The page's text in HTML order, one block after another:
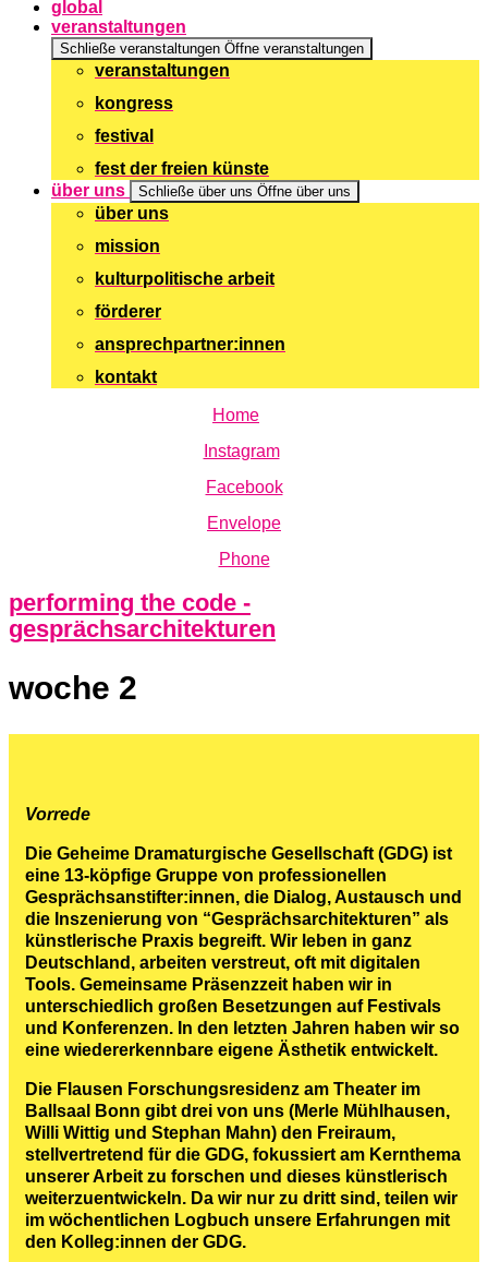
global
veranstaltungen
Schließe veranstaltungen Öffne veranstaltungen
veranstaltungen
kongress
festival
fest der freien künste
über uns
Schließe über uns Öffne über uns
über uns
mission
kulturpolitische arbeit
förderer
ansprechpartner:innen
kontakt
Home
Instagram
Facebook
Envelope
Phone
performing the code -
gesprächsarchitekturen
woche 2
Vorrede
Die Geheime Dramaturgische Gesellschaft (GDG) ist
eine 13-köpfige Gruppe von professionellen
Gesprächsanstifter:innen, die Dialog, Austausch und
die Inszenierung von “Gesprächsarchitekturen” als
künstlerische Praxis begreift. Wir leben in ganz
Deutschland, arbeiten verstreut, oft mit digitalen
Tools. Gemeinsame Präsenzzeit haben wir in
unterschiedlich großen Besetzungen auf Festivals
und Konferenzen. In den letzten Jahren haben wir so
eine wiedererkennbare eigene Ästhetik entwickelt.
Die Flausen Forschungsresidenz am Theater im
Ballsaal Bonn gibt drei von uns (Merle Mühlhausen,
Willi Wittig und Stephan Mahn) den Freiraum,
stellvertretend für die GDG, fokussiert am Kernthema
unserer Arbeit zu forschen und dieses künstlerisch
weiterzuentwickeln. Da wir nur zu dritt sind, teilen wir
im wöchentlichen Logbuch unsere Erfahrungen mit
den Kolleg:innen der GDG.